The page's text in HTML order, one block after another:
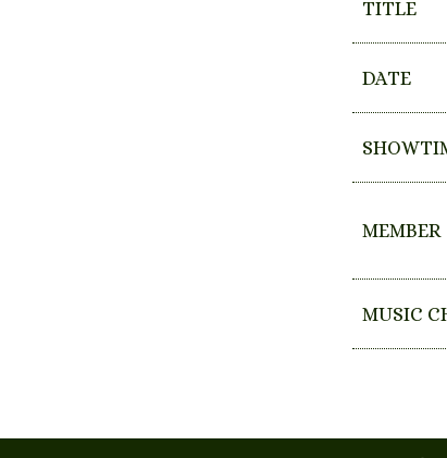
TITLE
DATE
MEMBER
MUSIC